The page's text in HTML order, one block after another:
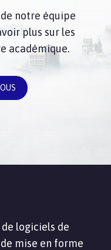
notre équipe
plus sur les
académique.
logiciels de
mise en forme